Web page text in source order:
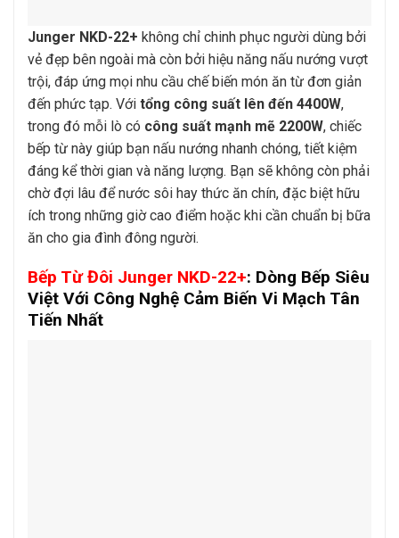
Junger NKD-22+ không chỉ chinh phục người dùng bởi
vẻ đẹp bên ngoài mà còn bởi hiệu năng nấu nướng vượt
trội, đáp ứng mọi nhu cầu chế biến món ăn từ đơn giản
đến phức tạp. Với tổng công suất lên đến 4400W,
trong đó mỗi lò có công suất mạnh mẽ 2200W, chiếc
bếp từ này giúp bạn nấu nướng nhanh chóng, tiết kiệm
đáng kể thời gian và năng lượng. Bạn sẽ không còn phải
chờ đợi lâu để nước sôi hay thức ăn chín, đặc biệt hữu
ích trong những giờ cao điểm hoặc khi cần chuẩn bị bữa
ăn cho gia đình đông người.
Bếp Từ Đôi Junger NKD-22+: Dòng Bếp Siêu
Việt Với Công Nghệ Cảm Biến Vi Mạch Tân
Tiến Nhất